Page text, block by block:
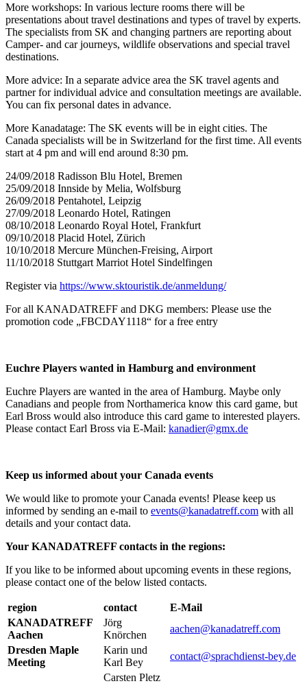
More workshops: In various lecture rooms there will be
presentations about travel destinations and types of travel by experts.
The specialists from SK and changing partners are reporting about
Camper- and car journeys, wildlife observations and special travel
destinations.
More advice: In a separate advice area the SK travel agents and
partner for individual advice and consultation meetings are available.
You can fix personal dates in advance.
More Kanadatage: The SK events will be in eight cities. The
Canada specialists will be in Switzerland for the first time. All events
start at 4 pm and will end around 8:30 pm.
24/09/2018 Radisson Blu Hotel, Bremen
25/09/2018 Innside by Melia, Wolfsburg
26/09/2018 Pentahotel, Leipzig
27/09/2018 Leonardo Hotel, Ratingen
08/10/2018 Leonardo Royal Hotel, Frankfurt
09/10/2018 Placid Hotel, Zürich
10/10/2018 Mercure München-Freising, Airport
11/10/2018 Stuttgart Marriot Hotel Sindelfingen
Register via https://www.sktouristik.de/anmeldung/
For all KANADATREFF and DKG members: Please use the
promotion code „FBCDAY1118“ for a free entry
Euchre Players wanted in Hamburg and environment
Euchre Players are wanted in the area of Hamburg. Maybe only
Canadians and people from Northamerica know this card game, but
Earl Bross would also introduce this card game to interested players.
Please contact Earl Bross via E-Mail: kanadier@gmx.de
Keep us informed about your Canada events
We would like to promote your Canada events! Please keep us
informed by sending an e-mail to events@kanadatreff.com with all
details and your contact data.
Your KANADATREFF contacts in the regions:
If you like to be informed about upcoming events in these regions,
please contact one of the below listed contacts.
region contact
E-Mail
KANADATREFF
Aachen
Jörg
Knörchen
aachen@kanadatreff.com
Dresden Maple
Meeting
Karin und
Karl Bey
contact@sprachdienst-bey.de
Carsten Pletz